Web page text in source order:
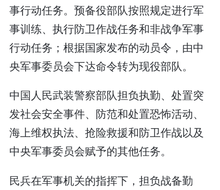
事行动任务。预备役部队按照规定进行军
事训练、执行防卫作战任务和非战争军事
行动任务；根据国家发布的动员令，由中
央军事委员会下达命令转为现役部队。
中国人民武装警察部队担负执勤、处置突
发社会安全事件、防范和处置恐怖活动、
海上维权执法、抢险救援和防卫作战以及
中央军事委员会赋予的其他任务。
民兵在军事机关的指挥下，担负战备勤